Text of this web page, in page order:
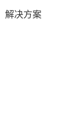
解决方案